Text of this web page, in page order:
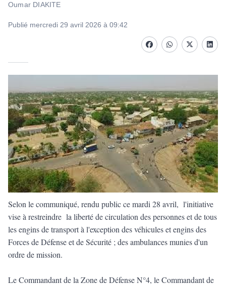
Oumar DIAKITE
Publié mercredi 29 avril 2026 à 09:42
FacebookwhatsappTwitter
Selon le communiqué, rendu public ce mardi 28 avril, l'initiative
vise à restreindre la liberté de circulation des personnes et de tous
les engins de transport à l'exception des véhicules et engins des
Forces de Défense et de Sécurité ; des ambulances munies d'un
ordre de mission.
Le Commandant de la Zone de Défense N°4, le Commandant de